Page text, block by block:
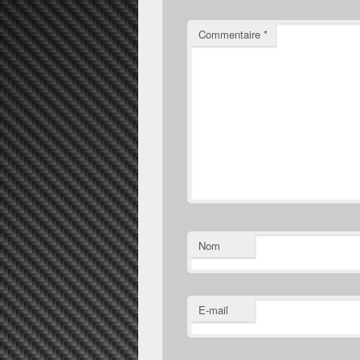
Commentaire *
Nom
E-mail